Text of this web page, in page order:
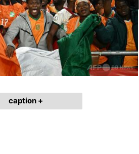
caption +